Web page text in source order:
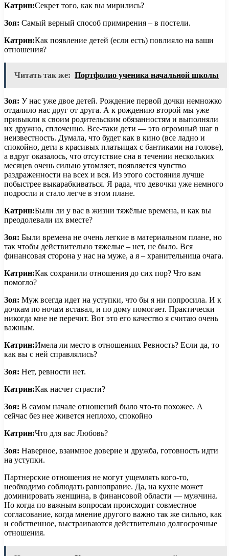
Катрин:Секрет того, как вы мирились?
Зоя: Самый верный способ примирения – в постели.
Катрин:Как появление детей (если есть) повлияло на ваши
отношения?
Читать так же: Портфолио ученика начальной школы
Зоя: У нас уже двое детей. Рождение первой дочки немножко
отдалило нас друг от друга. А к рождению второй мы уже
привыкли к своим родительским обязанностям и выполняли
их дружно, сплоченно. Все-таки дети — это огромный шаг в
неизвестность. Думала, что будет как в кино (все ладно и
спокойно, дети в красивых платьицах с бантиками на голове),
а вдруг оказалось, что отсутствие сна в течении нескольких
месяцев очень сильно утомляет, появляется чувство
раздраженности на всех и вся. Из этого состояния лучше
побыстрее выкарабкиваться. Я рада, что девочки уже немного
подросли и стало легче в этом плане.
Катрин:Были ли у вас в жизни тяжёлые времена, и как вы
преодолевали их вместе?
Зоя: Были времена не очень легкие в материальном плане, но
так чтобы действительно тяжелые – нет, не было. Вся
финансовая сторона у нас на муже, а я – хранительница очага.
Катрин:Как сохранили отношения до сих пор? Что вам
помогло?
Зоя: Муж всегда идет на уступки, что бы я ни попросила. И к
дочкам по ночам вставал, и по дому помогает. Практически
никогда мне не перечит. Вот это его качество я считаю очень
важным.
Катрин:Имела ли место в отношениях Ревность? Если да, то
как вы с ней справлялись?
Зоя: Нет, ревности нет.
Катрин:Как насчет страсти?
Зоя: В самом начале отношений было что-то похожее. А
сейчас без нее живется неплохо, спокойно
Катрин:Что для вас Любовь?
Зоя: Наверное, взаимное доверие и дружба, готовность идти
на уступки.
Партнерские отношения не могут ущемлять кого-то,
необходимо соблюдать равноправие. Да, на кухне может
доминировать женщина, в финансовой области — мужчина.
Но когда по важным вопросам происходит совместное
согласование, когда мнение другого важно так же сильно, как
и собственное, выстраиваются действительно долгосрочные
отношения.